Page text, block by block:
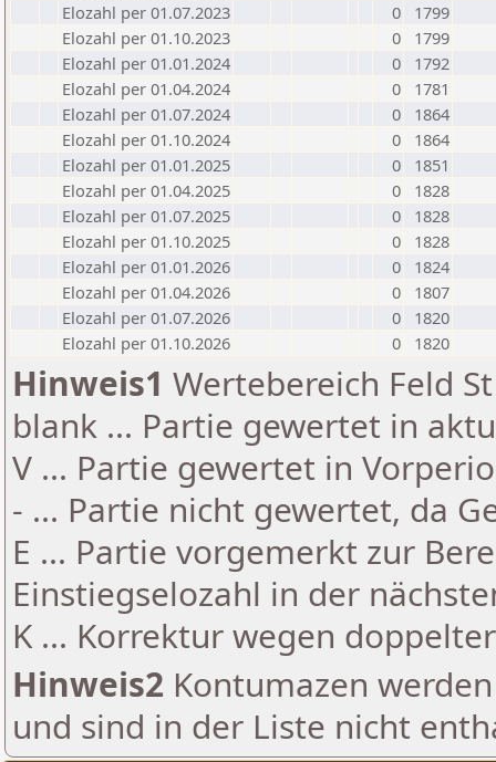
Elozahl per 01.07.2023
0
1799
Elozahl per 01.10.2023
0
1799
Elozahl per 01.01.2024
0
1792
Elozahl per 01.04.2024
0
1781
Elozahl per 01.07.2024
0
1864
Elozahl per 01.10.2024
0
1864
Elozahl per 01.01.2025
0
1851
Elozahl per 01.04.2025
0
1828
Elozahl per 01.07.2025
0
1828
Elozahl per 01.10.2025
0
1828
Elozahl per 01.01.2026
0
1824
Elozahl per 01.04.2026
0
1807
Elozahl per 01.07.2026
0
1820
Elozahl per 01.10.2026
0 1820
Hinweis1 Wertebereich Feld
blank ... Partie gewertet in
V ... Partie gewertet in
- ... Partie nicht gewertet, da
E ... Partie vorgemerkt zur
Einstiegselozahl in der
K ... Korrektur wegen
Hinweis2 Kontumazen
und sind in der Liste nicht